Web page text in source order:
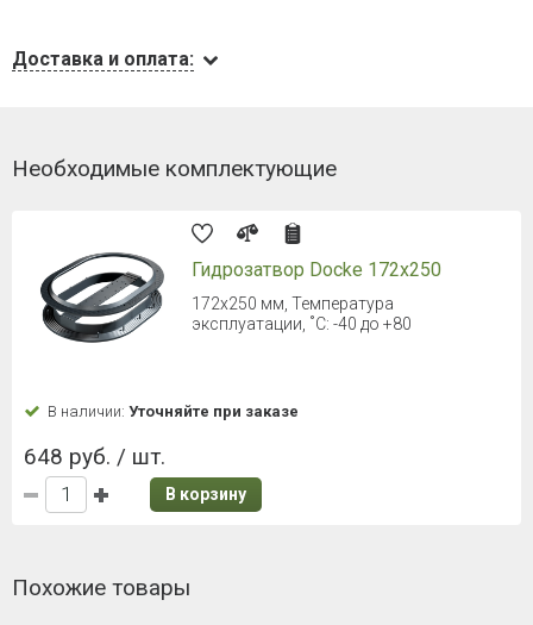
Доставка и оплата:
Необходимые комплектующие
Гидрозатвор Docke 172х250
172х250 мм, Температура
эксплуатации, ˚С: -40 до +80
В наличии: Уточняйте при заказе
648 руб. / шт.
В корзину
Похожие товары